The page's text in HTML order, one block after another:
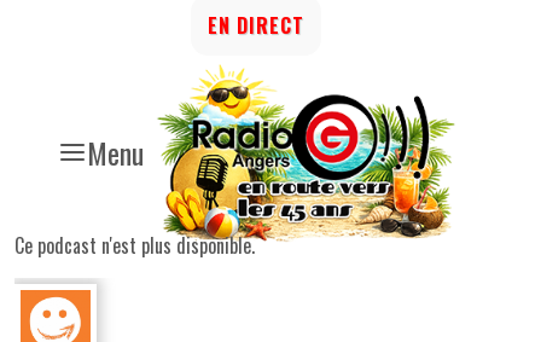
Menu
EN DIRECT
Ce podcast n'est plus disponible.